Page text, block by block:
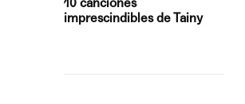
imprescindibles de Tainy